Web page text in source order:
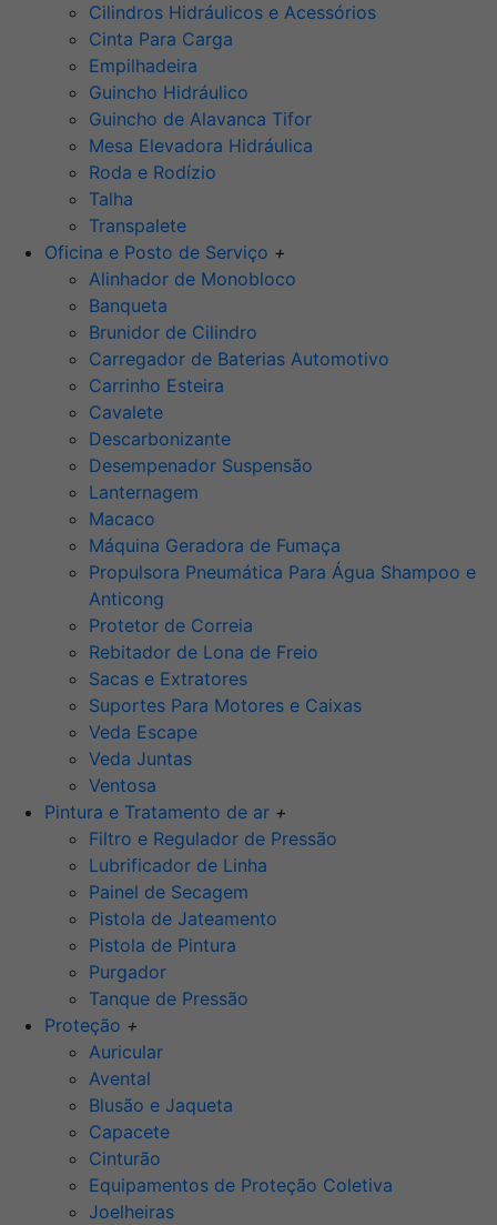
Cilindros Hidráulicos e Acessórios
Cinta Para Carga
Empilhadeira
Guincho Hidráulico
Guincho de Alavanca Tifor
Mesa Elevadora Hidráulica
Roda e Rodízio
Talha
Transpalete
Oficina e Posto de Serviço +
Alinhador de Monobloco
Banqueta
Brunidor de Cilindro
Carregador de Baterias Automotivo
Carrinho Esteira
Cavalete
Descarbonizante
Desempenador Suspensão
Lanternagem
Macaco
Máquina Geradora de Fumaça
Propulsora Pneumática Para Água Shampoo e
Anticong
Protetor de Correia
Rebitador de Lona de Freio
Sacas e Extratores
Suportes Para Motores e Caixas
Veda Escape
Veda Juntas
Ventosa
Pintura e Tratamento de ar +
Filtro e Regulador de Pressão
Lubrificador de Linha
Painel de Secagem
Pistola de Jateamento
Pistola de Pintura
Purgador
Tanque de Pressão
Proteção +
Auricular
Avental
Blusão e Jaqueta
Capacete
Cinturão
Equipamentos de Proteção Coletiva
Joelheiras